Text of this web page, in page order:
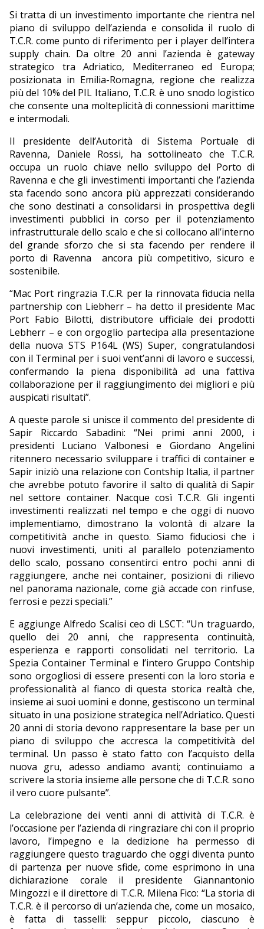
Si tratta di un investimento importante che rientra nel
piano di sviluppo dell’azienda e consolida il ruolo di
T.C.R. come punto di riferimento per i player dell’intera
supply chain. Da oltre 20 anni l’azienda è gateway
strategico tra Adriatico, Mediterraneo ed Europa;
posizionata in Emilia-Romagna, regione che realizza
più del 10% del PIL Italiano, T.C.R. è uno snodo logistico
che consente una molteplicità di connessioni marittime
e intermodali.
Il presidente dell’Autorità di Sistema Portuale di
Ravenna, Daniele Rossi, ha sottolineato che T.C.R.
occupa un ruolo chiave nello sviluppo del Porto di
Ravenna e che gli investimenti importanti che l’azienda
sta facendo sono ancora più apprezzati considerando
che sono destinati a consolidarsi in prospettiva degli
investimenti pubblici in corso per il potenziamento
infrastrutturale dello scalo e che si collocano all’interno
del grande sforzo che si sta facendo per rendere il
porto di Ravenna
ancora più competitivo, sicuro e
sostenibile.
“Mac Port ringrazia T.C.R. per la rinnovata fiducia nella
partnership con Liebherr – ha detto il presidente Mac
Port Fabio Bilotti, distributore ufficiale dei prodotti
Lebherr – e con orgoglio partecipa alla presentazione
della nuova STS P164L (WS) Super, congratulandosi
con il Terminal per i suoi vent’anni di lavoro e successi,
confermando la piena disponibilità ad una fattiva
collaborazione per il raggiungimento dei migliori e più
auspicati risultati”.
A queste parole si unisce il commento del presidente di
Sapir Riccardo Sabadini: “Nei primi anni 2000, i
presidenti Luciano Valbonesi e Giordano Angelini
ritennero necessario sviluppare i traffici di container e
Sapir iniziò una relazione con Contship Italia, il partner
che avrebbe potuto favorire il salto di qualità di Sapir
nel settore container. Nacque così T.C.R. Gli ingenti
investimenti realizzati nel tempo e che oggi di nuovo
implementiamo, dimostrano la volontà di alzare la
competitività anche in questo. Siamo fiduciosi che i
nuovi investimenti, uniti al parallelo potenziamento
dello scalo, possano consentirci entro pochi anni di
raggiungere, anche nei container, posizioni di rilievo
nel panorama nazionale, come già accade con rinfuse,
ferrosi e pezzi speciali.”
E aggiunge Alfredo Scalisi ceo di LSCT: “Un traguardo,
quello dei 20 anni, che rappresenta continuità,
esperienza e rapporti consolidati nel territorio. La
Spezia Container Terminal e l’intero Gruppo Contship
sono orgogliosi di essere presenti con la loro storia e
professionalità al fianco di questa storica realtà che,
insieme ai suoi uomini e donne, gestiscono un terminal
situato in una posizione strategica nell’Adriatico. Questi
20 anni di storia devono rappresentare la base per un
piano di sviluppo che accresca la competitività del
terminal. Un passo è stato fatto con l’acquisto della
nuova gru, adesso andiamo avanti; continuiamo a
scrivere la storia insieme alle persone che di T.C.R. sono
il vero cuore pulsante”.
La celebrazione dei venti anni di attività di T.C.R. è
l’occasione per l’azienda di ringraziare chi con il proprio
lavoro, l’impegno e la dedizione ha permesso di
raggiungere questo traguardo che oggi diventa punto
di partenza per nuove sfide, come esprimono in una
dichiarazione corale il presidente Giannantonio
Mingozzi e il direttore di T.C.R. Milena Fico: “La storia di
T.C.R. è il percorso di un’azienda che, come un mosaico,
è fatta di tasselli: seppur piccolo, ciascuno è